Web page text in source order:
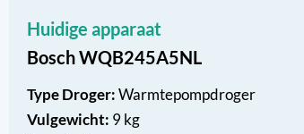
Huidige apparaat
Bosch WQB245A5NL
Type Droger:Warmtepompdroger
Vulgewicht: 9 kg